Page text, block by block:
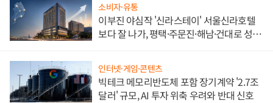
소비자·유통
이부진 야심작 '신라스테이' 서울신라호텔
보다 잘 나가, 평택·주문진·해남·건대로 성
인터넷·게임·콘텐츠
빅테크 메모리반도체 포함 장기계약 '2.7조
달러' 규모, AI 투자 위축 우려와 반대 신호